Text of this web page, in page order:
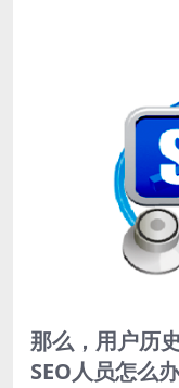
那么，用户历
SEO人员怎么